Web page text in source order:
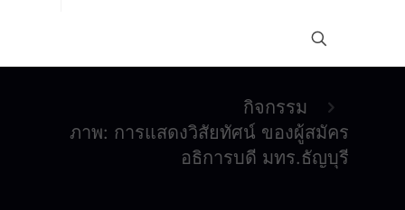
กิจกรรม
ภาพ: การแสดงวิสัยทัศน์ ของผู้สมัคร
อธิการบดี มทร.ธัญบุรี